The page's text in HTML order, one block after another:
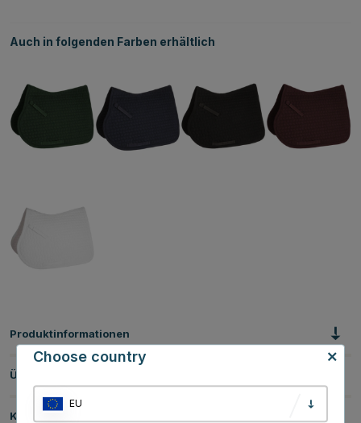
Auch in folgenden Farben erhältlich
Produktinformationen
Über die Marke
Kundenbewertungen
Choose country
EU